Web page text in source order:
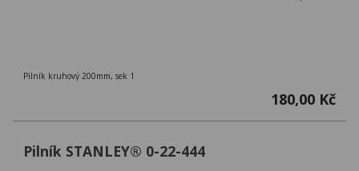
Pilník kruhový 200mm, sek 1
180,00 Kč
Pilník STANLEY® 0-22-444